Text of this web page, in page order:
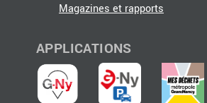
Magazines et rapports
APPLICATIONS